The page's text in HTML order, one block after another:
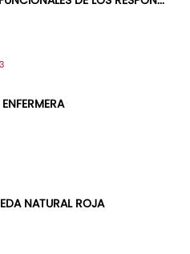
NATURAL ROJA